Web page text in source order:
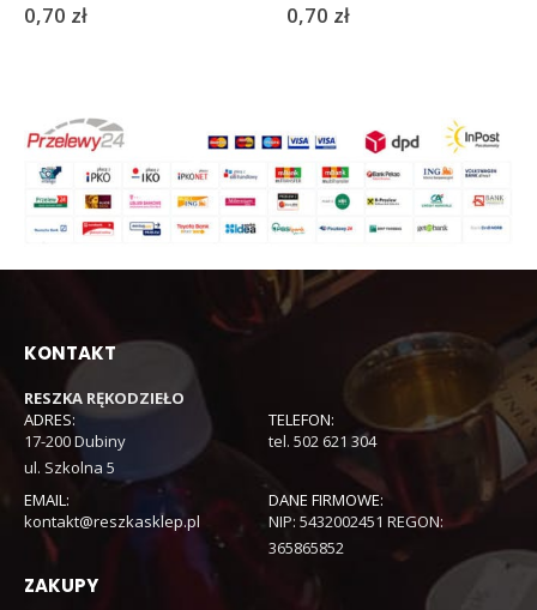
0,70 zł 0,70 zł
KONTAKT
RESZKA RĘKODZIEŁO
ADRES:
17-200 Dubiny
ul. Szkolna 5
TELEFON:
tel. 502 621 304
EMAIL:
kontakt@reszkasklep.pl
DANE FIRMOWE:
NIP: 5432002451 REGON:
365865852
ZAKUPY